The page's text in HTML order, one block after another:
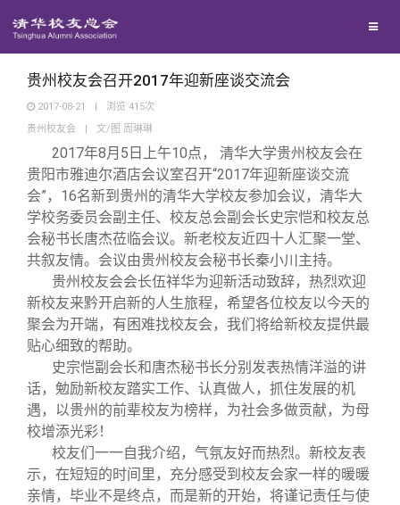
地区联络
年级联络
院系校友工作
专业委员会
兴趣群体
回馈母校
捐赠项目
捐赠新闻
捐赠纪事
捐赠方法
媒体平台
《清华校友通讯》
《水木清华》
我要订阅
百年清华
清华人物
清华故事
校友文苑
校友讲坛
校友服务
终身学习
三创大赛
实用信息
校友总会
会长致辞
总会章程
关闭
贵州校友会召开2017年迎新座谈交流会
2017-08-21 | 浏览 415次
贵州校友会
| 文/图 周琳琳
2017年8月5日上午10点， 清华大学贵州校友会在
贵阳市雅迪尔酒店会议室召开“2017年迎新座谈交流
会”，16名新到贵州的清华大学校友参加会议，清华大
学校务委员会副主任、校友总会副会长史宗恺和校友总
会秘书长唐杰莅临会议。新老校友近四十人汇聚一堂、
共叙友情。会议由贵州校友会秘书长秦小川主持。
贵州校友会会长伍祥华为迎新活动致辞，热烈欢迎
新校友来黔开启新的人生旅程，希望各位校友以今天的
聚会为开端，有困难找校友会，我们将给新校友提供最
贴心细致的帮助。
史宗恺副会长和唐杰秘书长分别发表热情洋溢的讲
话，勉励新校友踏实工作、认真做人，抓住发展的机
遇，以贵州的前辈校友为榜样，为社会多做贡献，为母
校增添光彩！
校友们一一自我介绍，气氛友好而热烈。新校友表
示，在短短的时间里，充分感受到校友会家一样的暖暖
亲情，毕业不是终点，而是新的开始，将谨记责任与使